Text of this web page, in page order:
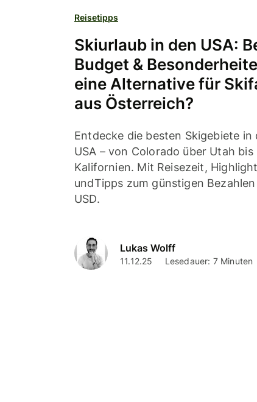
Reisetipps
Skiurlaub in den USA:
Budget &
eine Alternative für
aus Österreich?
Entdecke die besten Skigebiete in
USA – von Colorado über Utah bis
Kalifornien. Mit Reisezeit,
undTipps zum günstigen
USD.
Lukas Wolff
11.12.25 Lesedauer: 7 Minuten